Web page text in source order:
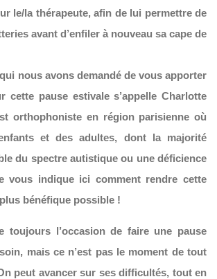
le/la thérapeute, afin de lui permettre de
avant d’enfiler à nouveau sa cape de
nous avons demandé de vous apporter
cette pause estivale s’appelle Charlotte
orthophoniste en région parisienne où
et des adultes, dont la majorité
du spectre autistique ou une déficience
vous indique ici comment rendre cette
bénéfique possible !
toujours l’occasion de faire une pause
mais ce n’est pas le moment de tout
peut avancer sur ses difficultés, tout en